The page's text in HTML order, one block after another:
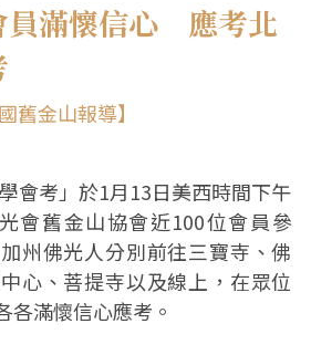
員滿懷信心 應考北
舊金山報導】
會考」於1月13日美西時間下午
會舊金山協會近100位會員參
州佛光人分別前往三寶寺、佛
心、菩提寺以及線上，在眾位
各滿懷信心應考。